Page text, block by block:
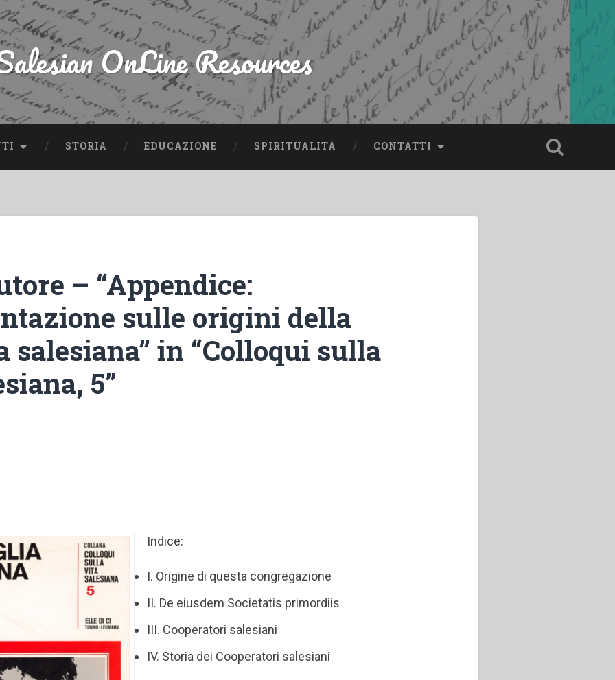
OnLine Resources
STORIA EDUCAZIONE SPIRITUALITÀ CONTATTI
– “Appendice:
sulle origini della
salesiana” in “Colloqui sulla
5”
Indice:
I. Origine di questa congregazione
II. De eiusdem Societatis primordiis
III. Cooperatori salesiani
IV. Storia dei Cooperatori salesiani